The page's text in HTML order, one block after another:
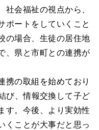
社会福祉の視点から、
ポートをしていくこと
の場合、生徒の居住地
、県と市町との連携が
携の取組を始めており
び、情報交換して子ど
す。今後、より実効性
くことが大事だと思っ